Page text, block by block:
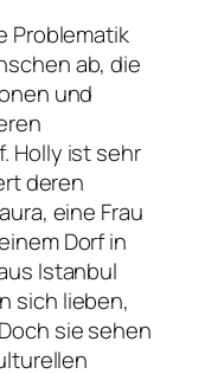
Problematik
ab, die
und
Holly ist sehr
deren
eine Frau
Dorf in
Istanbul
sich lieben,
sie sehen